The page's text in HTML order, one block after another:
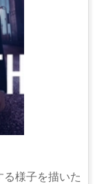
様子を描いた